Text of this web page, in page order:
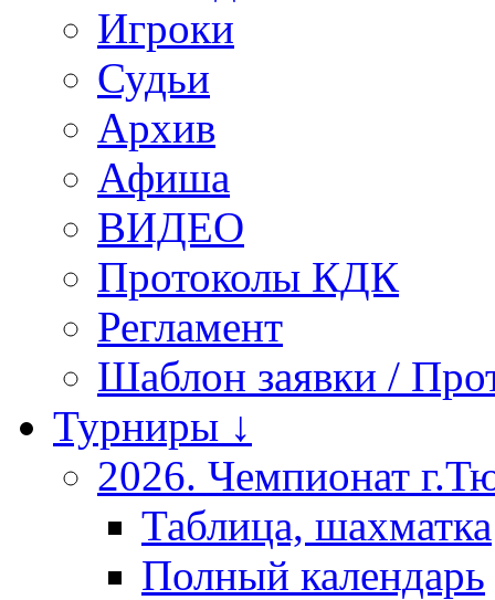
Игроки
Судьи
Архив
Афиша
ВИДЕО
Протоколы КДК
Регламент
Шаблон заявки /
Турниры ↓
2026. Чемпионат
Таблица, шахматка
Полный календарь